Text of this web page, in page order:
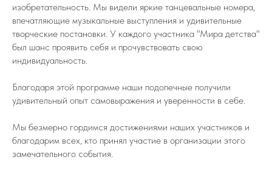
изобретательность. Мы видели яркие танцевальные номера,
впечатляющие музыкальные выступления и удивительные
творческие постановки. У каждого участника "Мира детства"
был шанс проявить себя и прочувствовать свою
индивидуальность.
Благодаря этой программе наши подопечные получили
удивительный опыт самовыражения и уверенности в себе.
Мы безмерно гордимся достижениями наших участников и
благодарим всех, кто принял участие в организации этого
замечательного события.